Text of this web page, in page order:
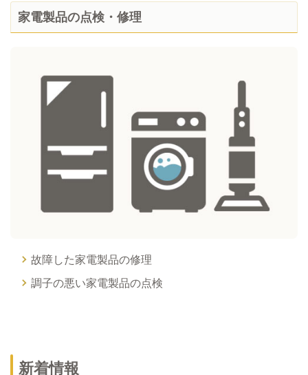
家電製品の点検・修理
故障した家電製品の修理
調子の悪い家電製品の点検
新着情報